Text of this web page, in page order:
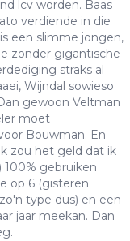
lcv worden. Baas
verdiende in die
een slimme jongen,
zonder gigantische
straks al
Wijndal sowieso
gewoon Veltman
moet
Bouwman. En
zou het geld dat ik
100% gebruiken
op 6 (gisteren
type dus) en een
jaar meekan. Dan